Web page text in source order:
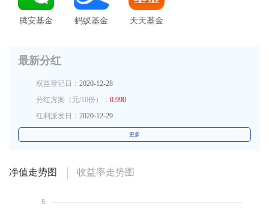
腾安基金 蚂蚁基金 天天基金
最新分红
权益登记日： 2020-12-28
分红方案（元/10份）： 0.990
红利派发日： 2020-12-29
更多
净值走势图 收益率走势图